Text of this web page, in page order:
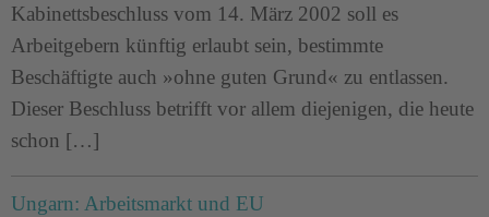
Kabinettsbeschluss vom 14. März 2002 soll es
Arbeitgebern künftig erlaubt sein, bestimmte
Beschäftigte auch »ohne guten Grund« zu entlassen.
Dieser Beschluss betrifft vor allem diejenigen, die heute
schon […]
Ungarn: Arbeitsmarkt und EU